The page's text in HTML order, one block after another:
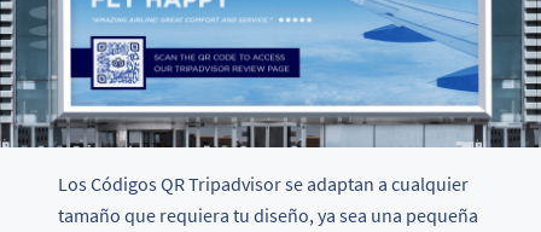
Los Códigos QR Tripadvisor se adaptan a cualquier
tamaño que requiera tu diseño, ya sea una pequeña